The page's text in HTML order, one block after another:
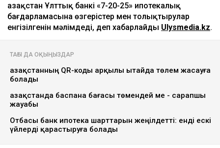
Қазақстан Ұлттық банкі «7-20-25» ипотекалық
бағдарламасына өзгерістер мен толықтырулар
енгізілгенін мәлімдеді, деп хабарлайды Ulysmedia.kz.
ТАҒЫ ДА ОҚЫҢЫЗДАР
Қазақстанның QR-коды арқылы Қытайда төлем жасауға
болады
Қазақстанда баспана бағасы төмендей ме - сарапшы
жауабы
Отбасы банк ипотека шарттарын жеңілдетті: енді ескі
үйлерді қарастыруға болады